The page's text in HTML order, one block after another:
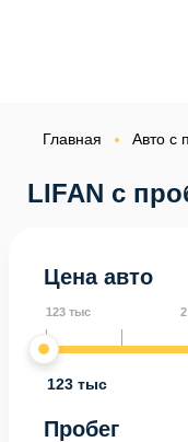
Главная Авто с
LIFAN с
Цена авто
123 тыс
123 тыс
Пробег